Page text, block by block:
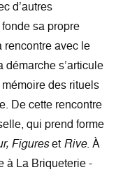
d’autres
sa propre
rencontre avec le
s’articule
des rituels
De cette rencontre
qui prend forme
Figureset Rive. À
à La Briqueterie -